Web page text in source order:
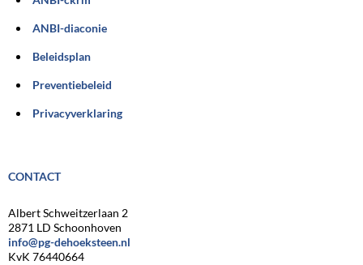
ANBI-diaconie
Beleidsplan
Preventiebeleid
Privacyverklaring
CONTACT
Albert Schweitzerlaan 2
2871 LD Schoonhoven
info@pg-dehoeksteen.nl
KvK 76440664